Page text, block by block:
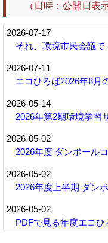
（日時：公開日表示
2026-07-17
それ、環境市民会議
2026-07-11
エコひろば2026年8月
2026-05-14
2026年第2期環境学習
2026-05-02
2026年度 ダンボール
2026-05-02
2026年度上半期 ダン
2026-05-02
PDFで見る年度エコ